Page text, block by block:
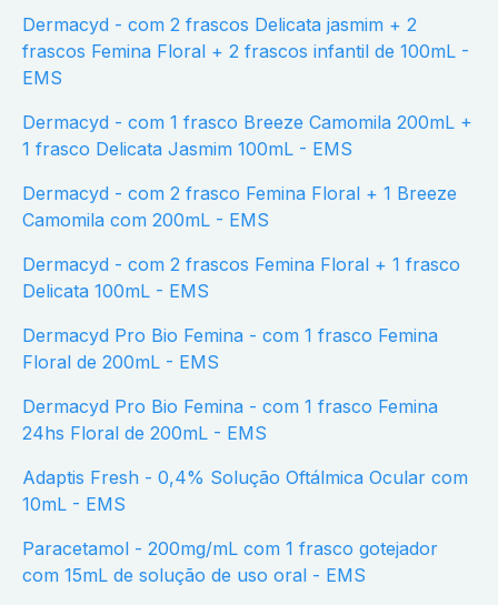
Dermacyd - com 2 frascos Delicata jasmim + 2
frascos Femina Floral + 2 frascos infantil de 100mL -
EMS
Dermacyd - com 1 frasco Breeze Camomila 200mL +
1 frasco Delicata Jasmim 100mL - EMS
Dermacyd - com 2 frasco Femina Floral + 1 Breeze
Camomila com 200mL - EMS
Dermacyd - com 2 frascos Femina Floral + 1 frasco
Delicata 100mL - EMS
Dermacyd Pro Bio Femina - com 1 frasco Femina
Floral de 200mL - EMS
Dermacyd Pro Bio Femina - com 1 frasco Femina
24hs Floral de 200mL - EMS
Adaptis Fresh - 0,4% Solução Oftálmica Ocular com
10mL - EMS
Paracetamol - 200mg/mL com 1 frasco gotejador
com 15mL de solução de uso oral - EMS